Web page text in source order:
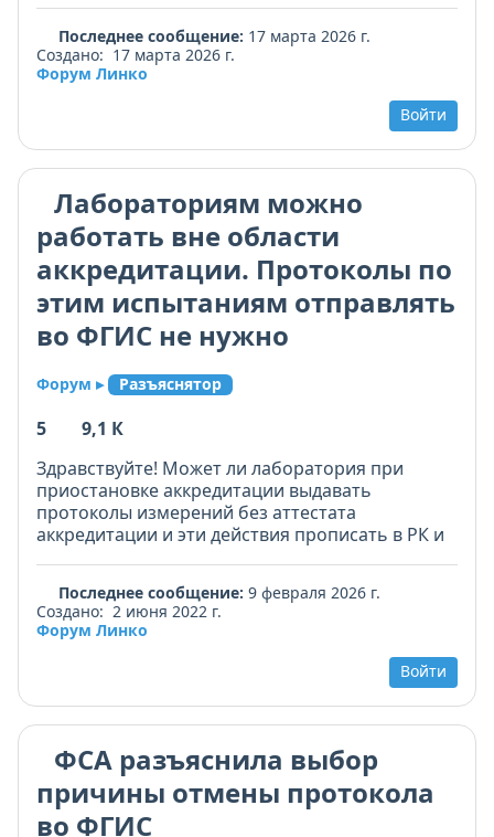
время ВКС или ПК? Как вести учет, как
оборудование или помещение? Есть
непосредственно требование к оборудованию,
Последнее сообщение: 17 марта 2026 г.
Создано: 17 марта 2026 г.
Форум Линко
Войти
Лабораториям можно
работать вне области
аккредитации. Протоколы по
этим испытаниям отправлять
во ФГИС не нужно
Форум ▸ Разъяснятор
5
9,1 К
Здравствуйте! Может ли лаборатория при
приостановке аккредитации выдавать
протоколы измерений без аттестата
аккредитации и эти действия прописать в РК и
Последнее сообщение: 9 февраля 2026 г.
Создано: 2 июня 2022 г.
Форум Линко
Войти
ФСА разъяснила выбор
причины отмены протокола
во ФГИС